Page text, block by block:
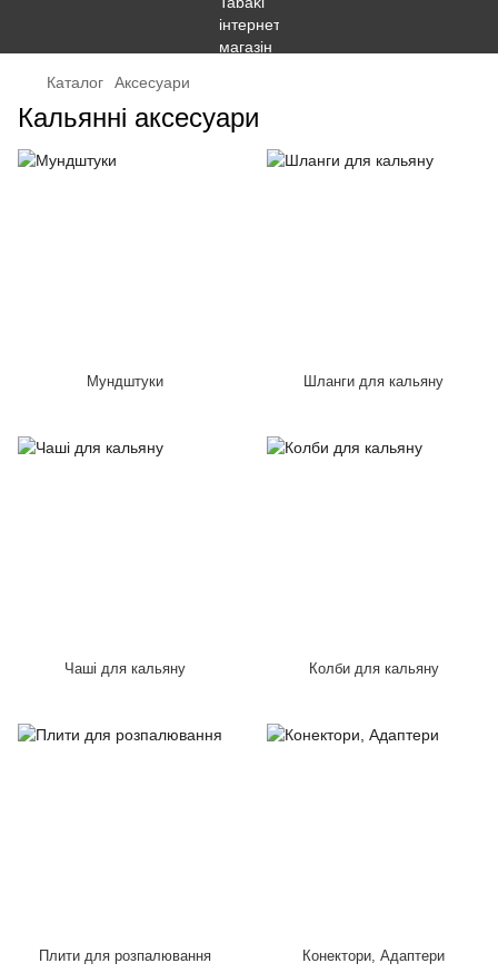
Каталог Аксесуари
Кальянні аксесуари
Мундштуки Шланги для кальяну
Чаші для кальяну Колби для кальяну
Плити для розпалювання Конектори, Адаптери